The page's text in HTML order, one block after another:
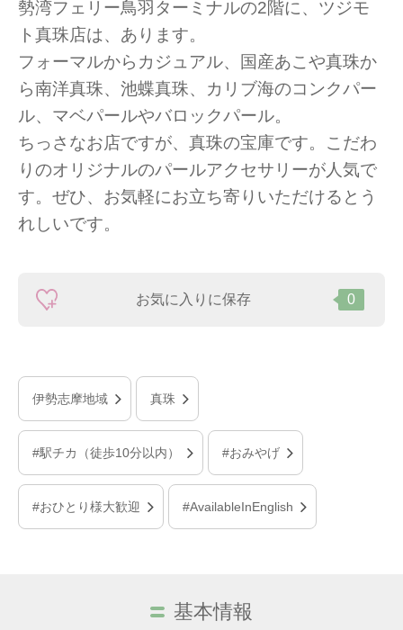
勢湾フェリー鳥羽ターミナルの2階に、ツジモ
ト真珠店は、あります。
フォーマルからカジュアル、国産あこや真珠か
ら南洋真珠、池蝶真珠、カリブ海のコンクパー
ル、マベパールやバロックパール。
ちっさなお店ですが、真珠の宝庫です。こだわ
りのオリジナルのパールアクセサリーが人気で
す。ぜひ、お気軽にお立ち寄りいただけるとう
れしいです。
お気に入りに保存 0
伊勢志摩地域 真珠
#駅チカ（徒歩10分以内） #おみやげ
#おひとり様大歓迎 #AvailableInEnglish
基本情報